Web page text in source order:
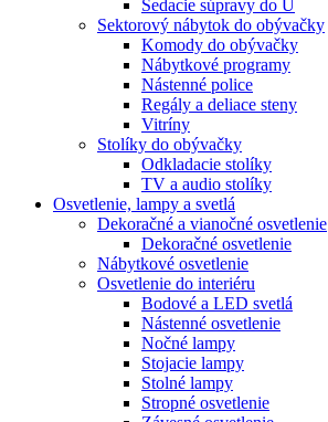
Sedacie súpravy do U
Sektorový nábytok do obývačky
Komody do obývačky
Nábytkové programy
Nástenné police
Regály a deliace steny
Vitríny
Stolíky do obývačky
Odkladacie stolíky
TV a audio stolíky
Osvetlenie, lampy a svetlá
Dekoračné a vianočné osvetlenie
Dekoračné osvetlenie
Nábytkové osvetlenie
Osvetlenie do interiéru
Bodové a LED svetlá
Nástenné osvetlenie
Nočné lampy
Stojacie lampy
Stolné lampy
Stropné osvetlenie